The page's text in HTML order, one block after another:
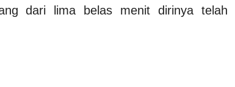
dari lima belas menit dirinya telah